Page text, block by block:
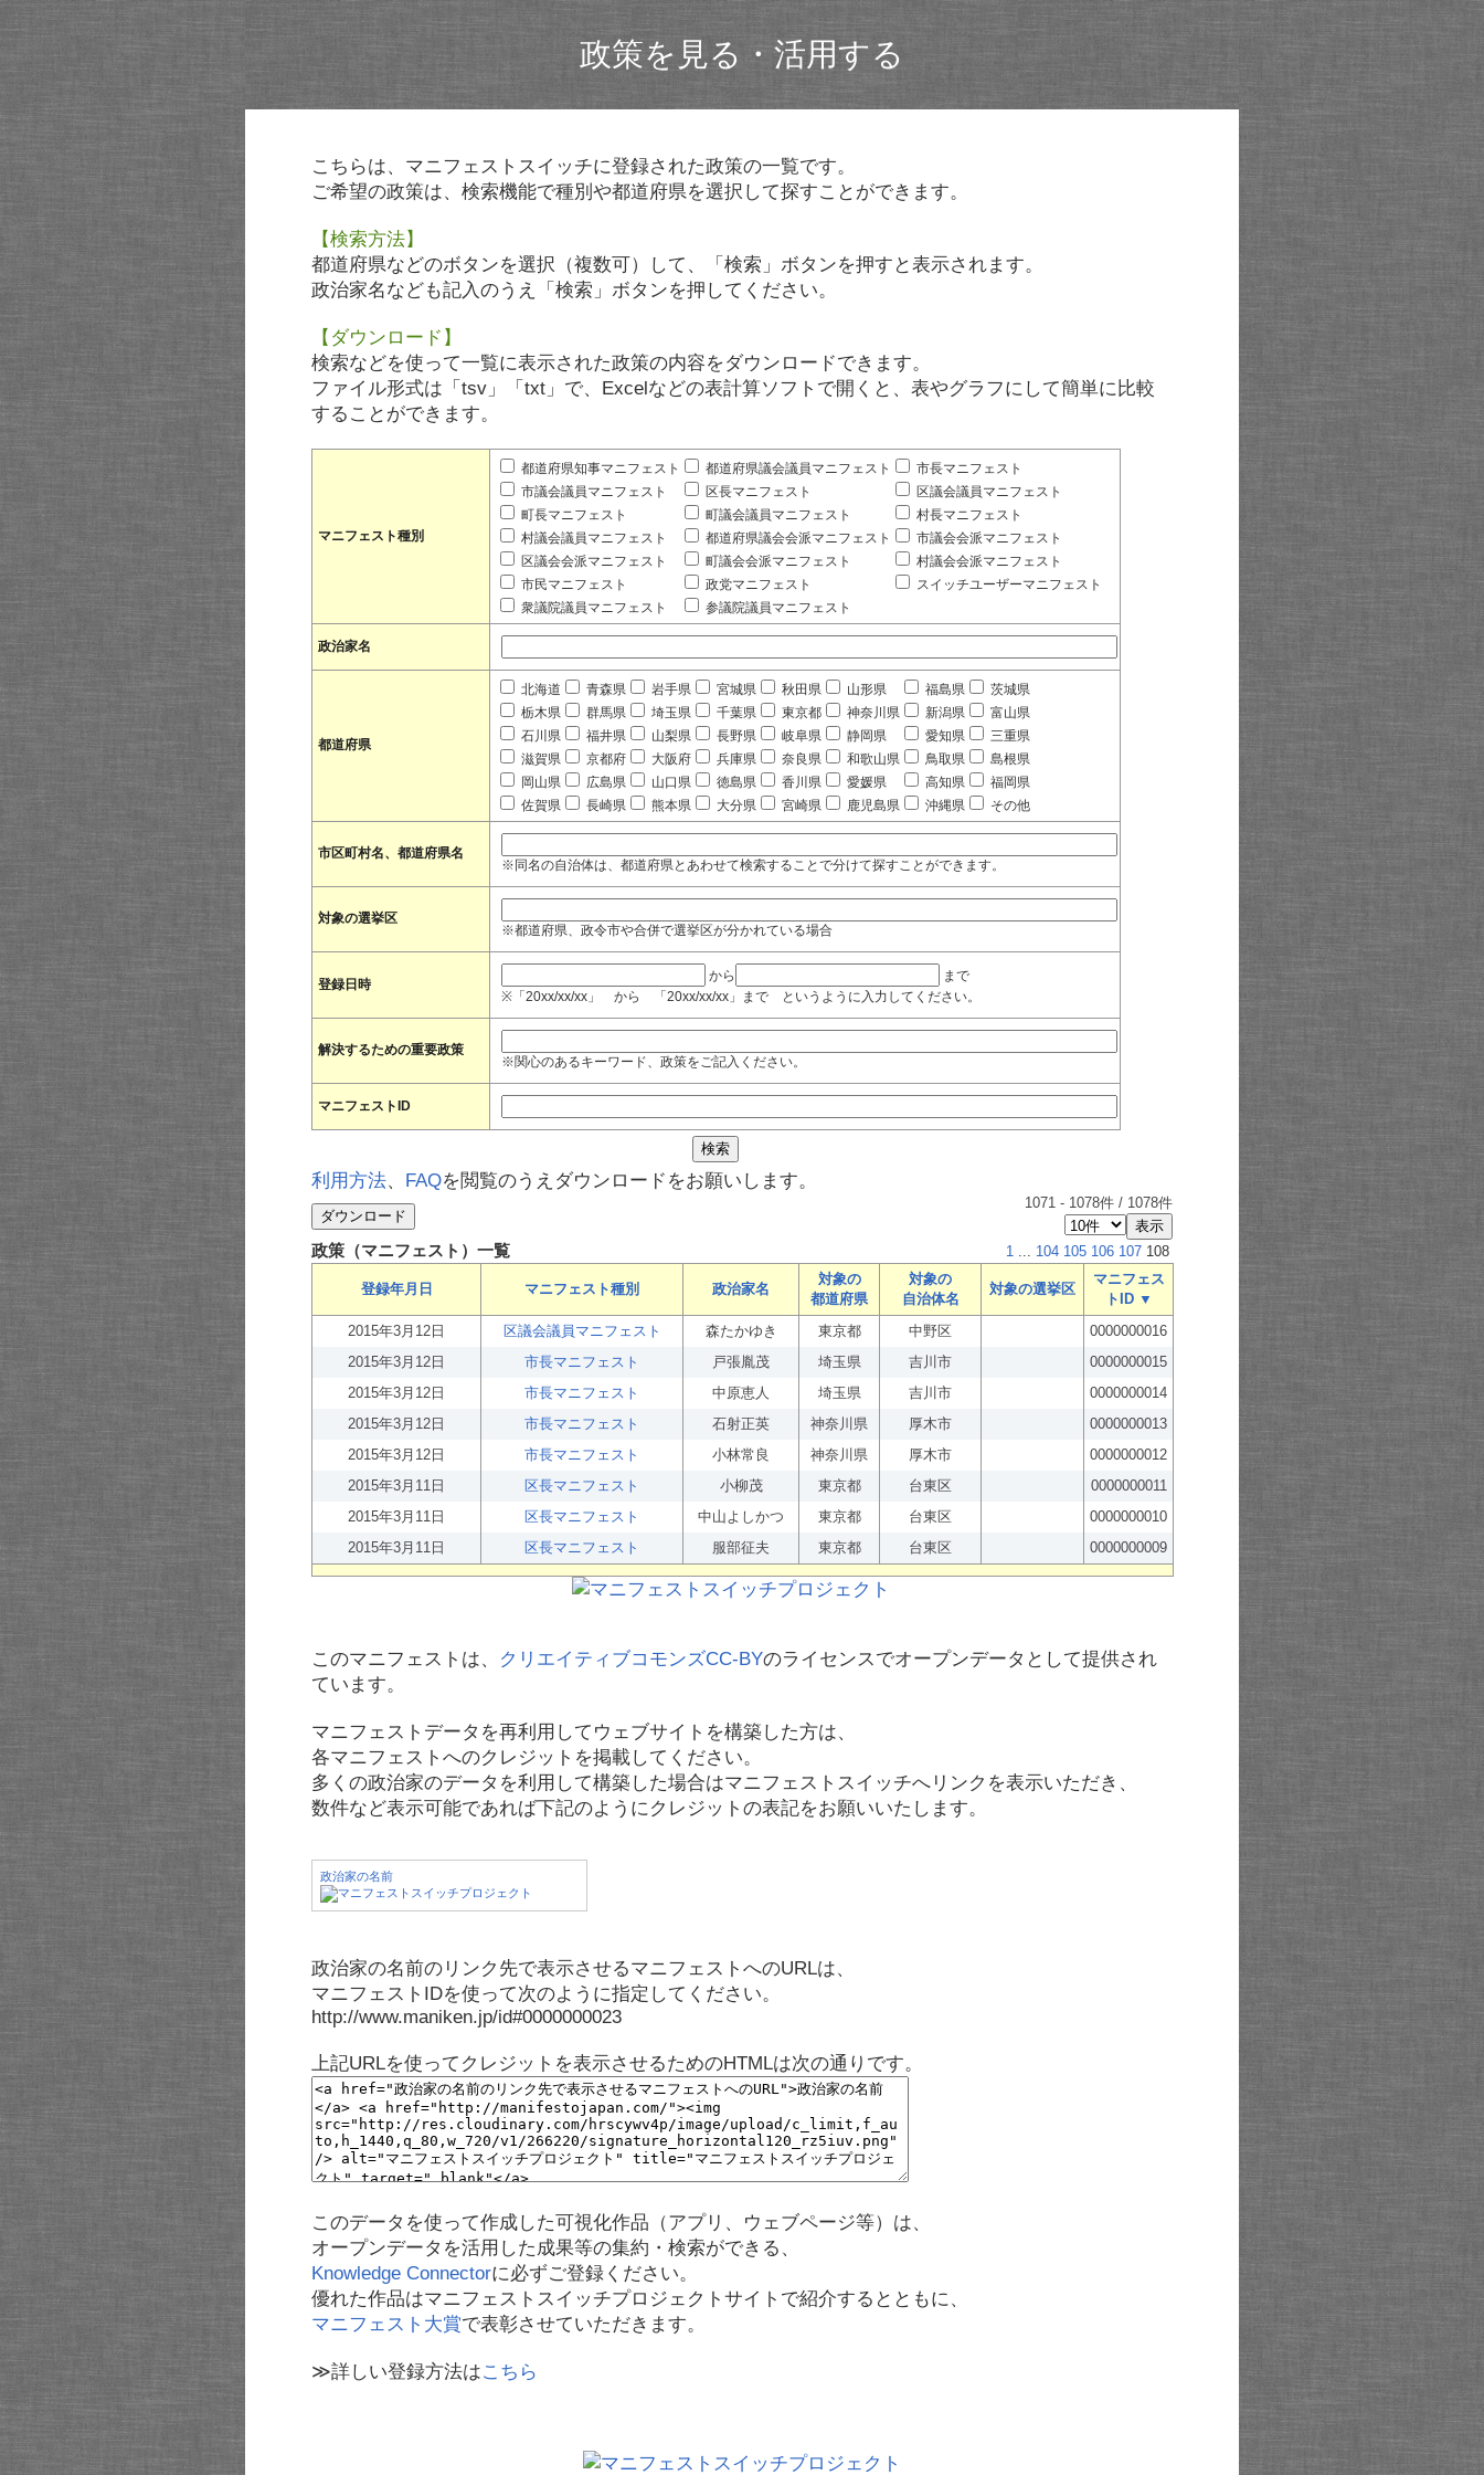
政策を見る・活用する
こちらは、マニフェストスイッチに登録された政策の一覧です。
ご希望の政策は、検索機能で種別や都道府県を選択して探すことができます。
【検索方法】
都道府県などのボタンを選択（複数可）して、「検索」ボタンを押すと表示されます。
政治家名なども記入のうえ「検索」ボタンを押してください。
【ダウンロード】
検索などを使って一覧に表示された政策の内容をダウンロードできます。
ファイル形式は「tsv」「txt」で、Excelなどの表計算ソフトで開くと、表やグラフにして簡単に比較
することができます。
マニフェスト種別
都道府県知事マニフェスト 都道府県議会議員マニフェスト
市長マニフェスト
市議会議員マニフェスト
区長マニフェスト
区議会議員マニフェスト
町長マニフェスト
町議会議員マニフェスト
村長マニフェスト
村議会議員マニフェスト
都道府県議会会派マニフェスト
市議会会派マニフェスト
区議会会派マニフェスト
町議会会派マニフェスト
村議会会派マニフェスト
市民マニフェスト
政党マニフェスト
スイッチユーザーマニフェスト
衆議院議員マニフェスト
参議院議員マニフェスト
政治家名
都道府県
北海道 青森県 岩手県 宮城県 秋田県 山形県 福島県
茨城県
栃木県
群馬県 埼玉県 千葉県 東京都 神奈川県 新潟県
富山県
石川県
福井県 山梨県 長野県 岐阜県 静岡県 愛知県
三重県
滋賀県
京都府 大阪府 兵庫県 奈良県 和歌山県 鳥取県
島根県
岡山県
広島県 山口県 徳島県 香川県 愛媛県 高知県
福岡県
佐賀県
長崎県 熊本県 大分県 宮崎県 鹿児島県 沖縄県 その他
市区町村名、都道府県名
※同名の自治体は、都道府県とあわせて検索することで分けて探すことができます。
対象の選挙区
※都道府県、政令市や合併で選挙区が分かれている場合
登録日時
から
まで
※「20xx/xx/xx」 から 「20xx/xx/xx」まで というように入力してください。
解決するための重要政策
※関心のあるキーワード、政策をご記入ください。
マニフェストID
利用方法、 FAQを閲覧のうえダウンロードをお願いします。
1071 - 1078件 / 1078件
政策（マニフェスト）一覧 1 ... 104 105 106 107 108
登録年月日 マニフェスト種別 政治家名
対象の
都道府県
対象の
自治体名
対象の選挙区
マニフェス
トID ▼
2015年3月12日
区議会議員マニフェスト 森たかゆき 東京都 中野区
0000000016
2015年3月12日
市長マニフェスト 戸張胤茂 埼玉県 吉川市
0000000015
2015年3月12日
市長マニフェスト 中原恵人 埼玉県 吉川市
0000000014
2015年3月12日
市長マニフェスト 石射正英 神奈川県 厚木市
0000000013
2015年3月12日
市長マニフェスト 小林常良 神奈川県 厚木市
0000000012
2015年3月11日
区長マニフェスト 小柳茂 東京都 台東区
0000000011
2015年3月11日
区長マニフェスト 中山よしかつ 東京都 台東区
0000000010
2015年3月11日
区長マニフェスト 服部征夫 東京都 台東区 0000000009
このマニフェストは、 クリエイティブコモンズCC-BYのライセンスでオープンデータとして提供され
ています。
マニフェストデータを再利用してウェブサイトを構築した方は、
各マニフェストへのクレジットを掲載してください。
多くの政治家のデータを利用して構築した場合はマニフェストスイッチへリンクを表示いただき、
数件など表示可能であれば下記のようにクレジットの表記をお願いいたします。
政治家の名前
政治家の名前のリンク先で表示させるマニフェストへのURLは、
マニフェストIDを使って次のように指定してください。
http://www.maniken.jp/id#0000000023
上記URLを使ってクレジットを表示させるためのHTMLは次の通りです。
このデータを使って作成した可視化作品（アプリ、ウェブページ等）は、
オープンデータを活用した成果等の集約・検索ができる、
Knowledge Connectorに必ずご登録ください。
優れた作品はマニフェストスイッチプロジェクトサイトで紹介するとともに、
マニフェスト大賞で表彰させていただきます。
≫詳しい登録方法はこちら